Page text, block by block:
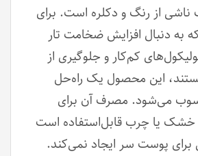
از رنگ و دکلره است. برای
که به دنبال افزایش ضخامت تار
کم‌کار و جلوگیری از
این محصول یک راه‌حل
می‌شود. مصرف آن برای
خشک یا چرب قابل‌استفاده است
پوست سر ایجاد نمی‌کند.